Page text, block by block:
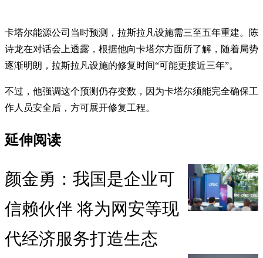
卡塔尔能源公司当时预测，拉斯拉凡设施需三至五年重建。陈
诗龙在对话会上透露，根据他向卡塔尔方面所了解，随着局势
逐渐明朗，拉斯拉凡设施的修复时间“可能更接近三年”。
不过，他强调这个预测仍存变数，因为卡塔尔须能完全确保工
作人员安全后，方可展开修复工程。
延伸阅读
颜金勇：我国是企业可
信赖伙伴 将为网安等现
代经济服务打造生态